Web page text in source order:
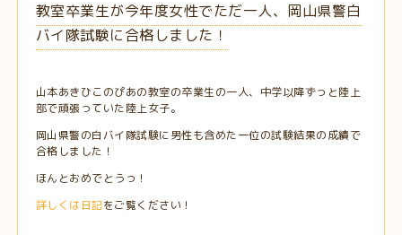
教室卒業生が今年度女性でただ一人、岡山県警白
バイ隊試験に合格しました！
山本あきひこのぴあの教室の卒業生の一人、中学以降ずっと陸上
部で頑張っていた陸上女子。
岡山県警の白バイ隊試験に男性も含めた一位の試験結果の成績で
合格しました！
ほんとおめでとうっ！
詳しくは日記をご覧ください！